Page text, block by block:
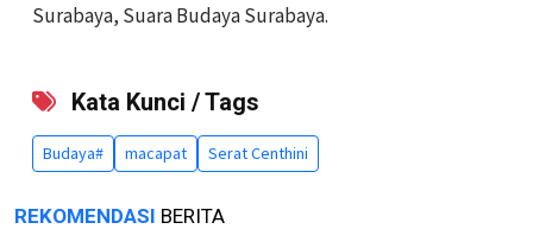
Surabaya, Suara Budaya Surabaya.
Kata Kunci / Tags
Budaya# macapat Serat Centhini
REKOMENDASI BERITA